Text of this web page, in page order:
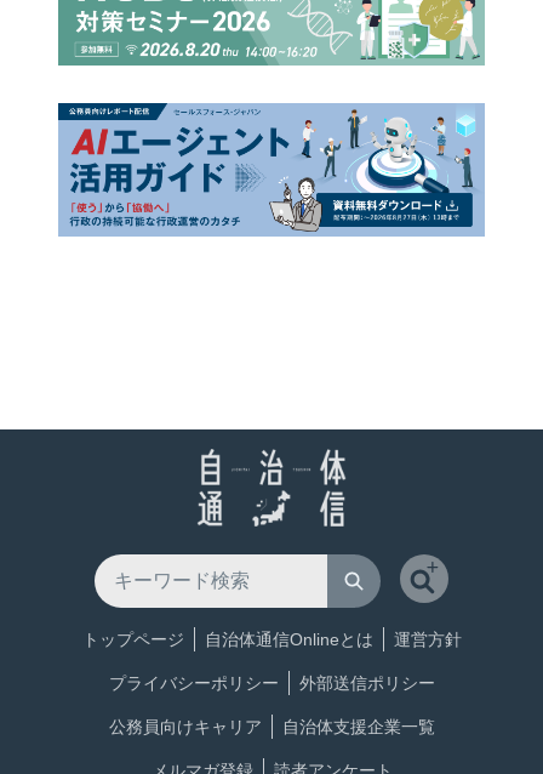
トップページ 自治体通信Onlineとは 運営方針
プライバシーポリシー 外部送信ポリシー
公務員向けキャリア 自治体支援企業一覧